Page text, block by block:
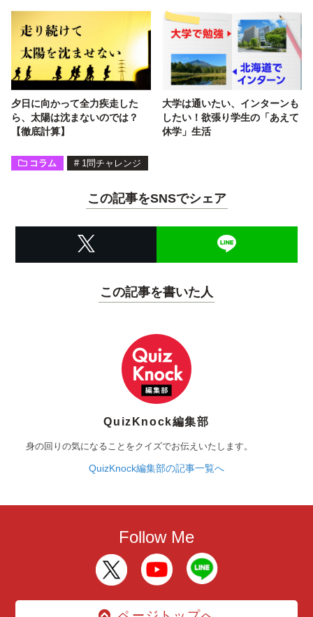
夕日に向かって全力疾走した
ら、太陽は沈まないのでは？
【徹底計算】
大学は通いたい、インターンも
したい！欲張り学生の「あえて
休学」生活
コラム # 1問チャレンジ
この記事をSNSでシェア
この記事を書いた人
QuizKnock編集部
身の回りの気になることをクイズでお伝えいたします。
QuizKnock編集部の記事一覧へ
Follow Me